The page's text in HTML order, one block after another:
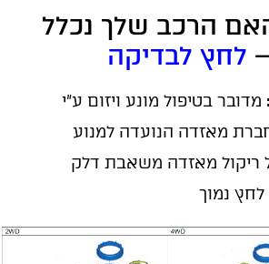
הרכב שלך נכלל
לחץ לבדיקה
מדובר בטיפול מונע ויזום ע"י
מאזדה הנועדה למנוע
ריקול מאזדה משאבת דלק
נמוך